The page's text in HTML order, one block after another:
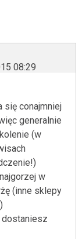
08:29
się conajmniej
generalnie
(w
w
(inne sklepy
dostaniesz